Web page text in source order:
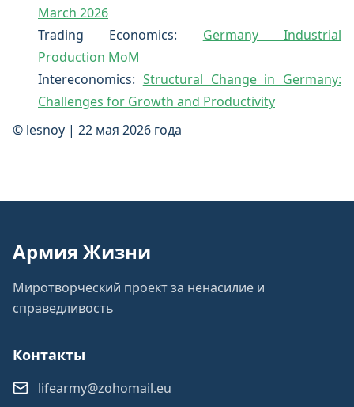
March 2026
Trading Economics: Germany Industrial
Production MoM
Intereconomics: Structural Change in Germany:
Challenges for Growth and Productivity
© lesnoy | 22 мая 2026 года
Армия Жизни
Миротворческий проект за ненасилие и
справедливость
Контакты
lifearmy@zohomail.eu